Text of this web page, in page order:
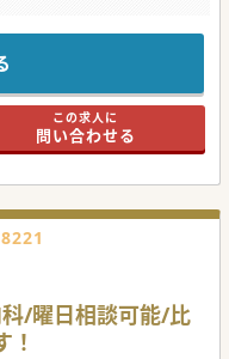
い。
この求人に
問い合わせる
科/曜日相談可能/比
！